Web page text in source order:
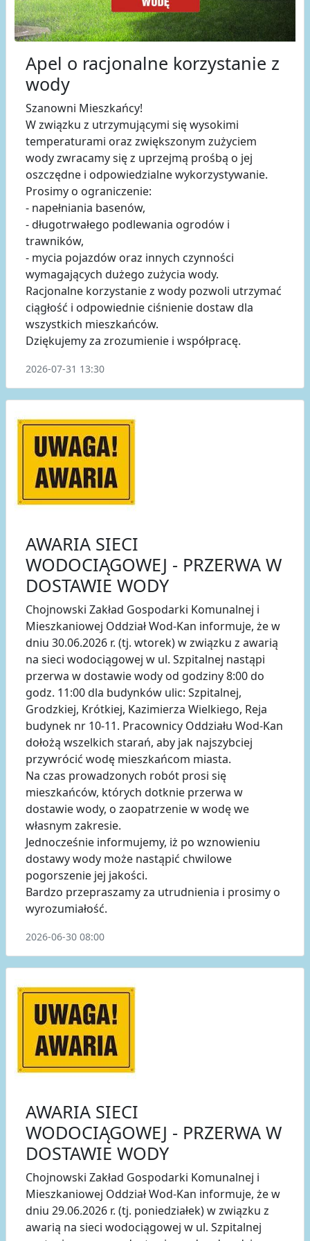
Apel o racjonalne korzystanie z
wody
Szanowni Mieszkańcy!
W związku z utrzymującymi się wysokimi
temperaturami oraz zwiększonym zużyciem
wody zwracamy się z uprzejmą prośbą o jej
oszczędne i odpowiedzialne wykorzystywanie.
Prosimy o ograniczenie:
- napełniania basenów,
- długotrwałego podlewania ogrodów i
trawników,
- mycia pojazdów oraz innych czynności
wymagających dużego zużycia wody.
Racjonalne korzystanie z wody pozwoli utrzymać
ciągłość i odpowiednie ciśnienie dostaw dla
wszystkich mieszkańców.
Dziękujemy za zrozumienie i współpracę.
2026-07-31 13:30
AWARIA SIECI
WODOCIĄGOWEJ - PRZERWA W
DOSTAWIE WODY
Chojnowski Zakład Gospodarki Komunalnej i
Mieszkaniowej Oddział Wod-Kan informuje, że w
dniu 30.06.2026 r. (tj. wtorek) w związku z awarią
na sieci wodociągowej w ul. Szpitalnej nastąpi
przerwa w dostawie wody od godziny 8:00 do
godz. 11:00 dla budynków ulic: Szpitalnej,
Grodzkiej, Krótkiej, Kazimierza Wielkiego, Reja
budynek nr 10-11. Pracownicy Oddziału Wod-Kan
dołożą wszelkich starań, aby jak najszybciej
przywrócić wodę mieszkańcom miasta.
Na czas prowadzonych robót prosi się
mieszkańców, których dotknie przerwa w
dostawie wody, o zaopatrzenie w wodę we
własnym zakresie.
Jednocześnie informujemy, iż po wznowieniu
dostawy wody może nastąpić chwilowe
pogorszenie jej jakości.
Bardzo przepraszamy za utrudnienia i prosimy o
wyrozumiałość.
2026-06-30 08:00
AWARIA SIECI
WODOCIĄGOWEJ - PRZERWA W
DOSTAWIE WODY
Chojnowski Zakład Gospodarki Komunalnej i
Mieszkaniowej Oddział Wod-Kan informuje, że w
dniu 29.06.2026 r. (tj. poniedziałek) w związku z
awarią na sieci wodociągowej w ul. Szpitalnej